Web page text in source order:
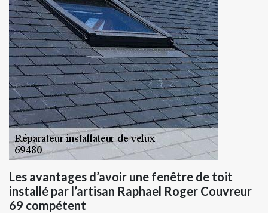
Les avantages d’avoir une fenêtre de toit
installé par l’artisan Raphael Roger Couvreur
69 compétent